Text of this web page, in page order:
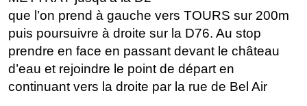
que l’on prend à gauche vers TOURS sur 200m
puis poursuivre à droite sur la D76. Au stop
prendre en face en passant devant le château
d’eau et rejoindre le point de départ en
continuant vers la droite par la rue de Bel Air